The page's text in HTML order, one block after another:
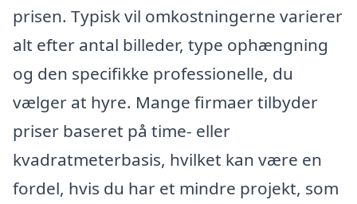
prisen. Typisk vil omkostningerne varierer
alt efter antal billeder, type ophængning
og den specifikke professionelle, du
vælger at hyre. Mange firmaer tilbyder
priser baseret på time- eller
kvadratmeterbasis, hvilket kan være en
fordel, hvis du har et mindre projekt, som